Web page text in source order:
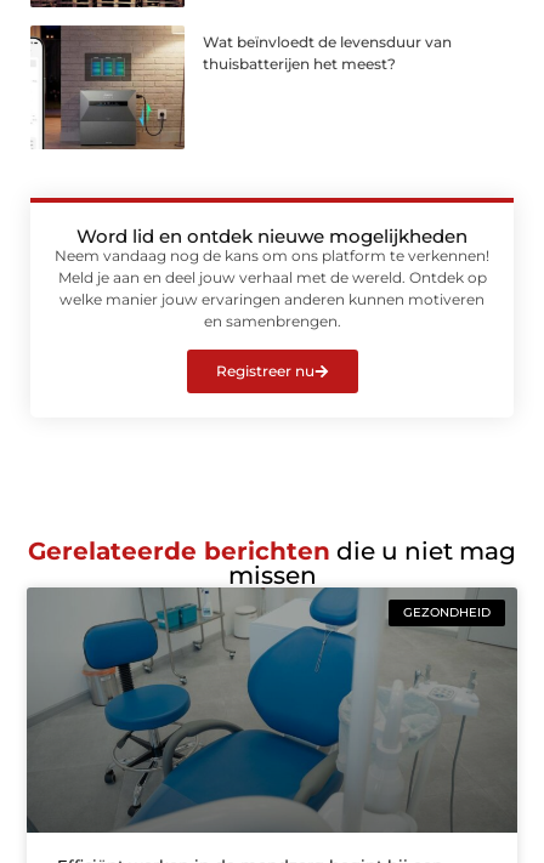
Wat beïnvloedt de levensduur van
thuisbatterijen het meest?
Word lid en ontdek nieuwe mogelijkheden
Neem vandaag nog de kans om ons platform te verkennen!
Meld je aan en deel jouw verhaal met de wereld. Ontdek op
welke manier jouw ervaringen anderen kunnen motiveren
en samenbrengen.
Registreer nu
Gerelateerde berichten die u niet mag
missen
GEZONDHEID